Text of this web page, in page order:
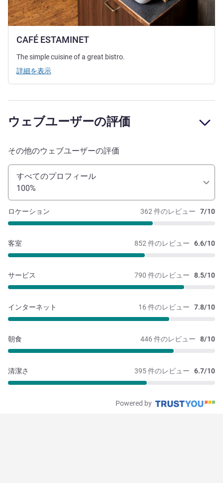
CAFÉ ESTAMINET
The simple cuisine of a great bistro.
詳細を表示
ウェブユーザーの評価
その他のウェブユーザーの評価
すべてのプロフィール
100%
362 件のレビュー 7/10
ロケーション
852 件のレビュー 6.6/10
客室
790 件のレビュー 8.5/10
サービス
16 件のレビュー 7.8/10
インターネット
446 件のレビュー 8/10
朝食
395 件のレビュー 6.7/10
清潔さ
Powered by